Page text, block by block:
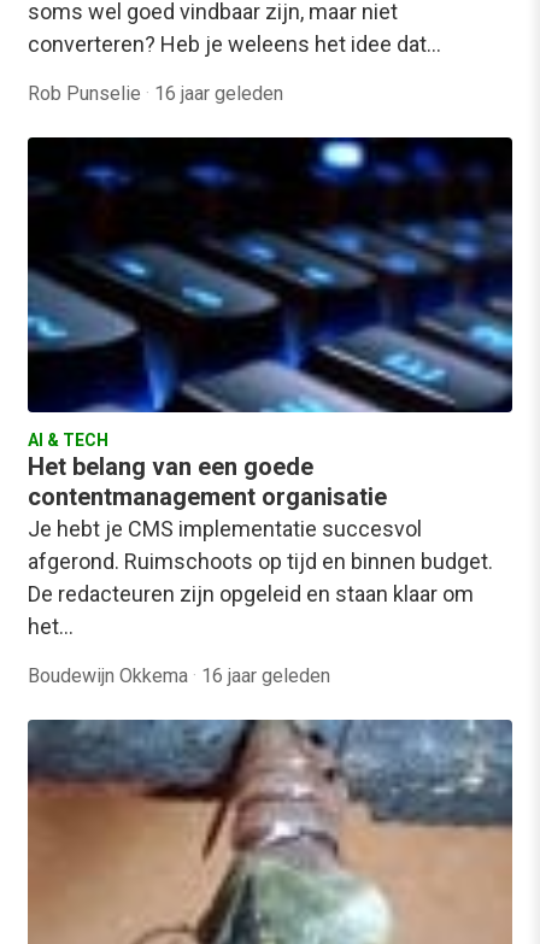
soms wel goed vindbaar zijn, maar niet
converteren? Heb je weleens het idee dat…
Rob Punselie · 16 jaar geleden
AI & TECH
Het belang van een goede
contentmanagement organisatie
Je hebt je CMS implementatie succesvol
afgerond. Ruimschoots op tijd en binnen budget.
De redacteuren zijn opgeleid en staan klaar om
het…
Boudewijn Okkema · 16 jaar geleden